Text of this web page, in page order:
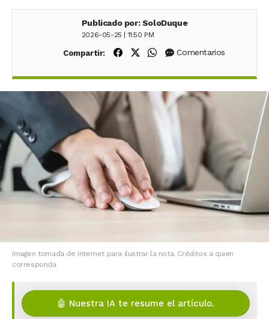
Publicado por: SoloDuque
2026-05-25 | 11:50 PM
Compartir: Compartir en Facebook
Compartir en X (Twitter)
Compartir en WhatsApp
Comentarios
Imagen tomada de Internet para ilustrar la nota. Créditos a quien
corresponda
🤖 Nuestra IA te resume el artículo.